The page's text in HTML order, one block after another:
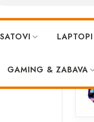
SATOVI LAPTOPI
GAMING & ZABAVA
sat XO H100 2G Pink